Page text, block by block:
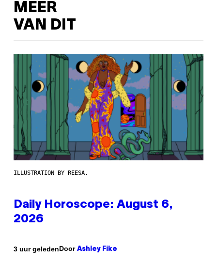
MEER
VAN DIT
ILLUSTRATION BY REESA.
Daily Horoscope: August 6,
2026
3 uur geledenDoor Ashley Fike